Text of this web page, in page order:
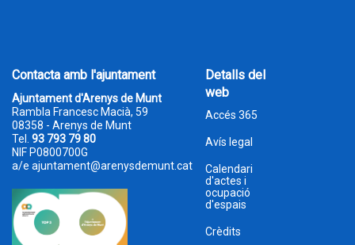
Contacta amb l'ajuntament
Ajuntament d'Arenys de Munt
Rambla Francesc Macià, 59
08358 - Arenys de Munt
Tel. 93 793 79 80
NIF P0800700G
a/e ajuntament@arenysdemunt.cat
Detalls del
web
Accés 365
Avís legal
Calendari
d'actes i
ocupació
d'espais
Crèdits